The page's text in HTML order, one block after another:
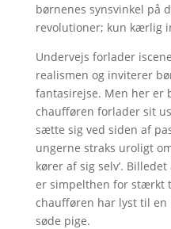
børnenes synsvinkel på
revolutioner; kun kærlig
Undervejs forlader
realismen og inviterer
fantasirejse. Men her er
chaufføren forlader sit
sætte sig ved siden af
ungerne straks uroligt
kører af sig selv’.
er simpelthen for stærkt
chaufføren har lyst til en
søde pige.